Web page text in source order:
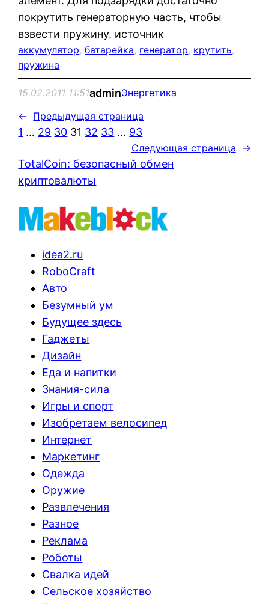
покрутить генераторную часть, чтобы
взвести пружину. источник
аккумулятор, батарейка, генератор, крутить
пружина
15.02.2011 11:51adminЭнергетика
← Предыдущая страница
1 … 29 30 31 32 33 … 93
Следующая страница →
TotalCoin: безопасный обмен
криптовалюты
idea2.ru
RoboCraft
Авто
Безумный ум
Будущее здесь
Гаджеты
Дизайн
Еда и напитки
Знания-сила
Игры и спорт
Изобретаем велосипед
Интернет
Маркетинг
Одежда
Оружие
Развлечения
Разное
Реклама
Роботы
Свалка идей
Сельское хозяйство